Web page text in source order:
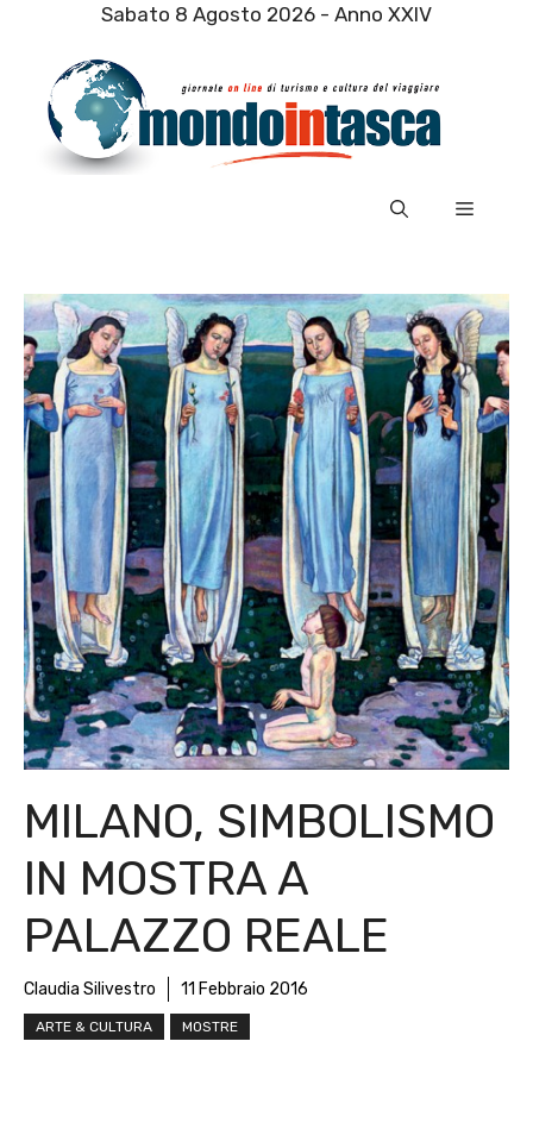
contenuto
Sabato 8 Agosto 2026 - Anno XXIV
Menu
MILANO, SIMBOLISMO
IN MOSTRA A
PALAZZO REALE
Claudia Silivestro 11 Febbraio 2016
ARTE & CULTURA MOSTRE